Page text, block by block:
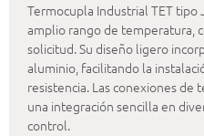
Termocupla Industrial TET tipo
amplio rango de temperatura,
solicitud. Su diseño ligero
aluminio, facilitando la
resistencia. Las conexiones
una integración sencilla en
control.